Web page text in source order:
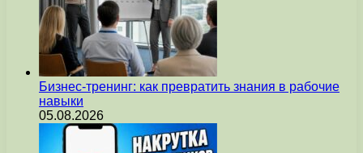
Бизнес-тренинг: как превратить знания в рабочие
навыки
05.08.2026